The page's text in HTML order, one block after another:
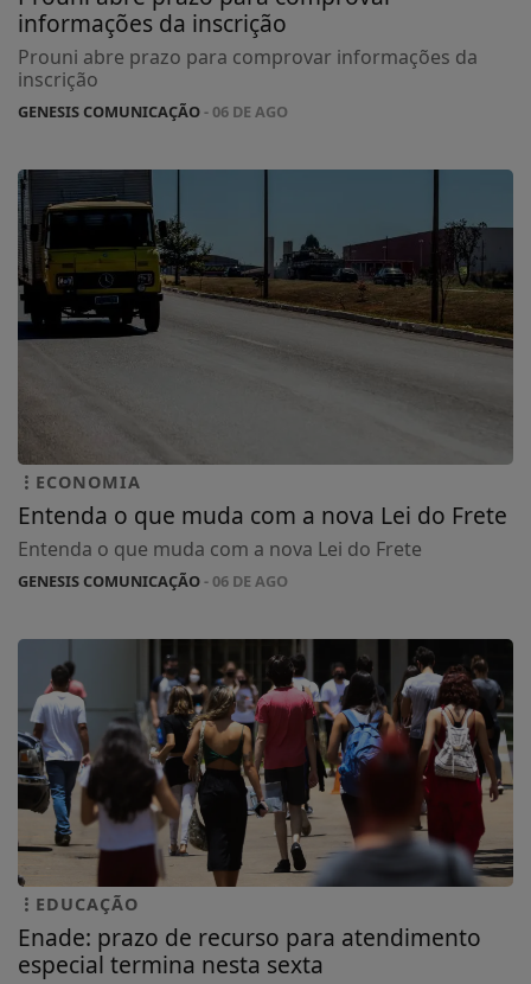
informações da inscrição
Prouni abre prazo para comprovar informações da
inscrição
GENESIS COMUNICAÇÃO- 06 DE AGO
ECONOMIA
Entenda o que muda com a nova Lei do Frete
Entenda o que muda com a nova Lei do Frete
GENESIS COMUNICAÇÃO- 06 DE AGO
EDUCAÇÃO
Enade: prazo de recurso para atendimento
especial termina nesta sexta